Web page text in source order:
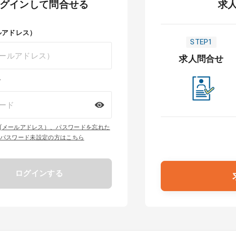
インして問合せる
ドレス）
メールアドレス）、パスワードを忘れた
スワード未設定の方はこちら
ログインする
求
STEP1
求人問合せ